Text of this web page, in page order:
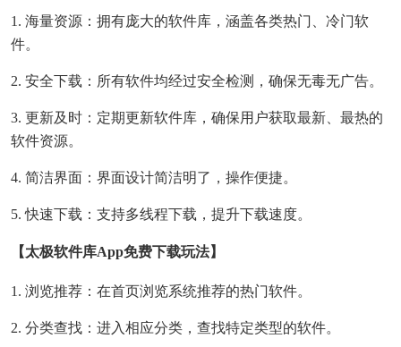
1. 海量资源：拥有庞大的软件库，涵盖各类热门、冷门软
件。
2. 安全下载：所有软件均经过安全检测，确保无毒无广告。
3. 更新及时：定期更新软件库，确保用户获取最新、最热的
软件资源。
4. 简洁界面：界面设计简洁明了，操作便捷。
5. 快速下载：支持多线程下载，提升下载速度。
【太极软件库app免费下载玩法】
1. 浏览推荐：在首页浏览系统推荐的热门软件。
2. 分类查找：进入相应分类，查找特定类型的软件。